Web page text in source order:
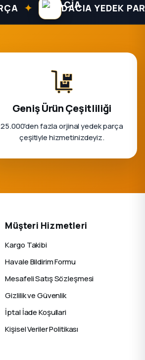
✦ DACIA YEDEK PARÇA
Geniş Ürün Çeşitliliği
25.000'den fazla orjinal yedek parça
çeşitiyle hizmetinizdeyiz.
Müşteri Hizmetleri
Kargo Takibi
Havale Bildirim Formu
Mesafeli Satış Sözleşmesi
Gizlilik ve Güvenlik
İptal İade Koşullari
Kişisel Veriler Politikası